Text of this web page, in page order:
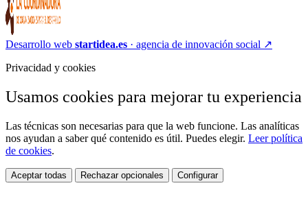
Desarrollo web startidea.es · agencia de innovación social ↗
Privacidad y cookies
Usamos cookies para mejorar tu experiencia
Las técnicas son necesarias para que la web funcione. Las analíticas
nos ayudan a saber qué contenido es útil. Puedes elegir. Leer política
de cookies.
Aceptar todas Rechazar opcionales Configurar